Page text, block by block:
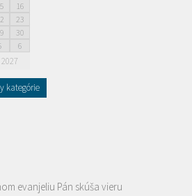
16
23
30
6
2027
kategórie
evanjeliu Pán skúša vieru